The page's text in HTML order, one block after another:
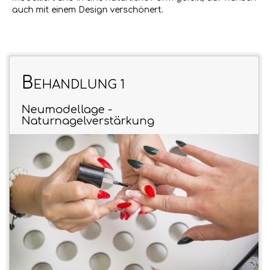
auch mit einem Design verschönert.
BEHANDLUNG 1
Neumodellage -
Naturnagelverstärkung